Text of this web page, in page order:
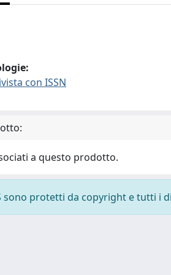
con ISSN
a questo prodotto.
sono protetti da copyright e tutti i